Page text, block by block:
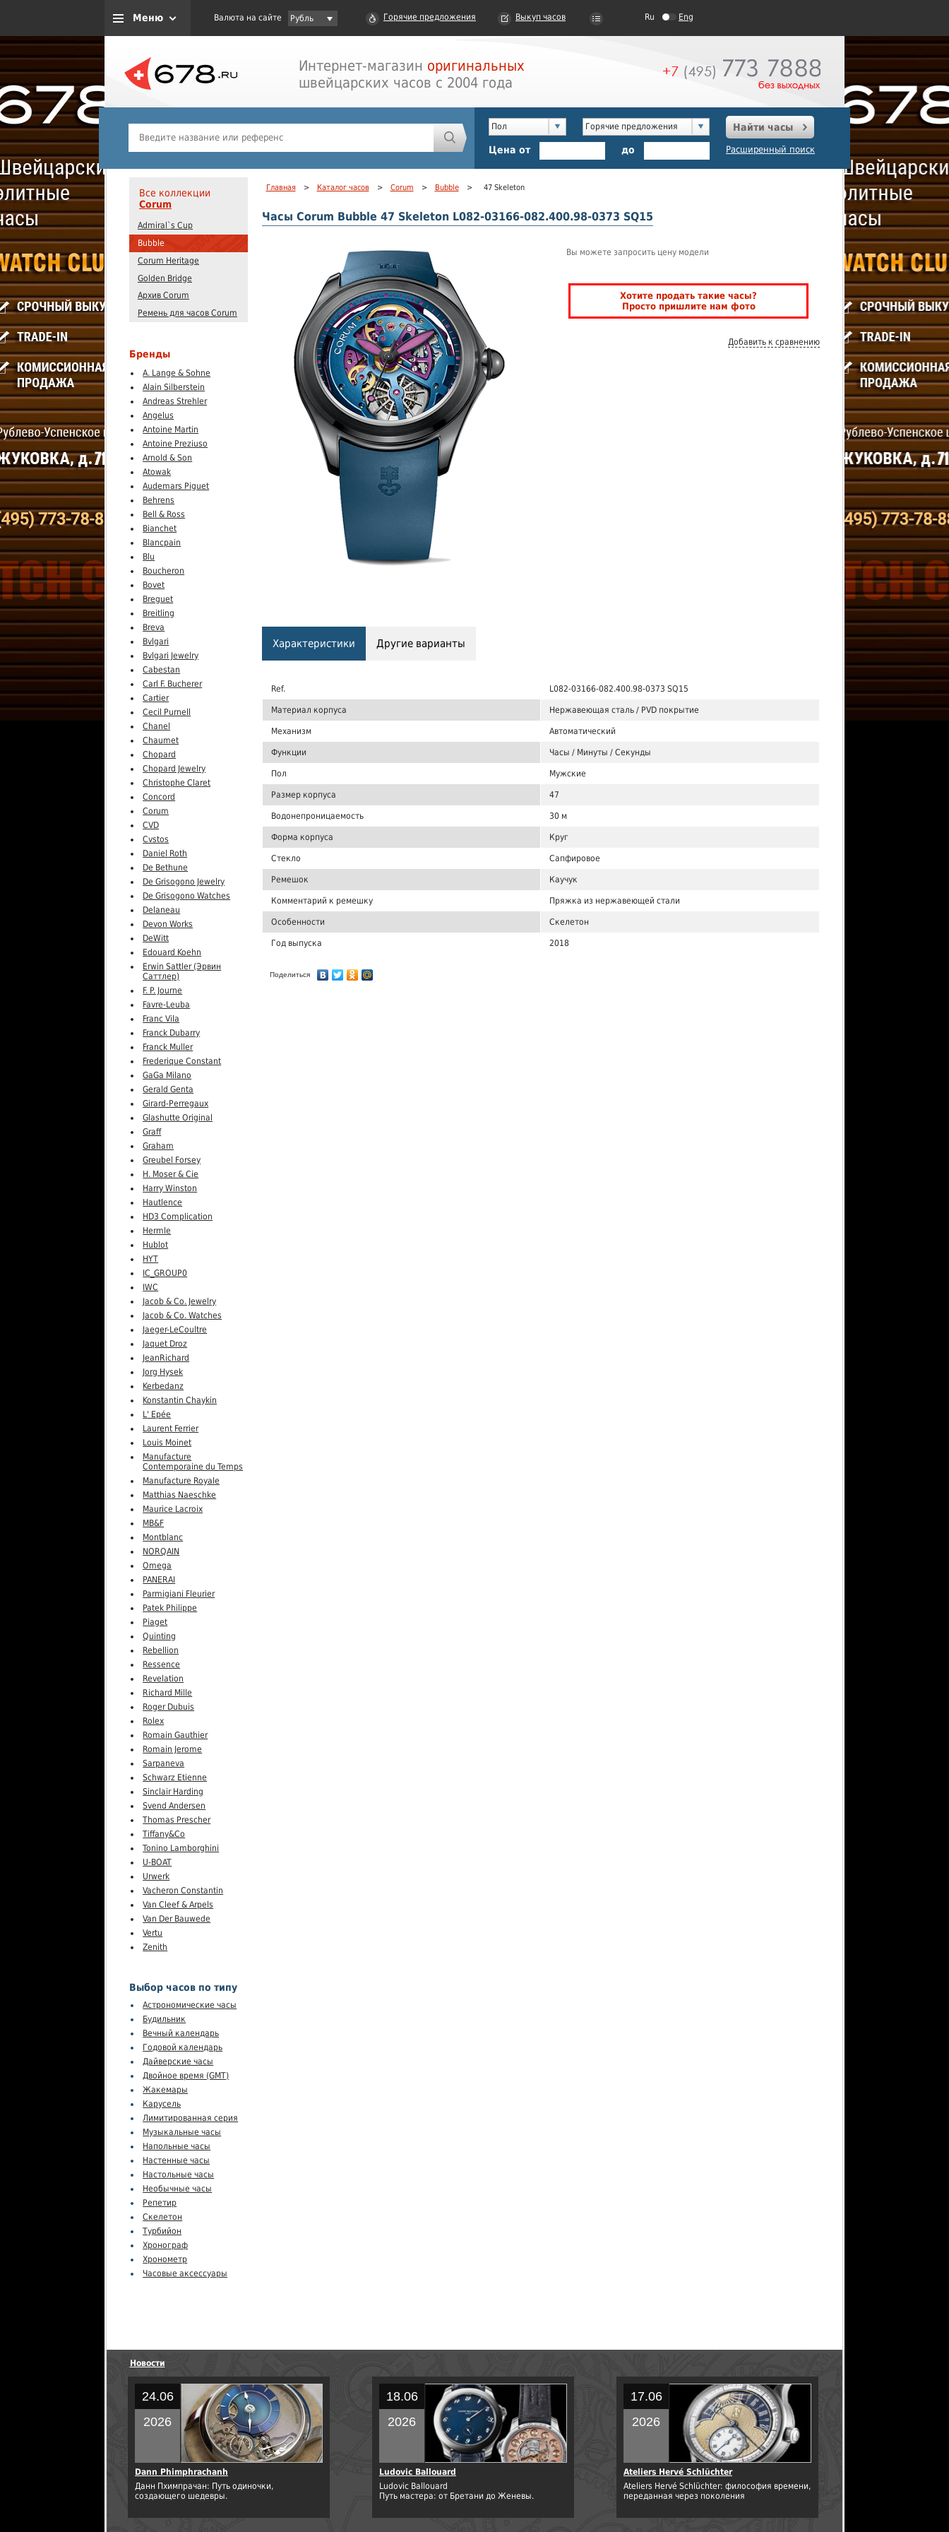
Меню Валюта на сайте Рубль Горячие предложения Выкуп часов Ru Eng
Интернет-магазин оригинальных
швейцарских часов с 2004 года
Пол Горячие предложения
Найти часы
Цена от
до Расширенный поиск
Все коллекции
Corum
Admiral`s Cup
Bubble
Corum Heritage
Golden Bridge
Архив Corum
Ремень для часов Corum
Бренды
A. Lange & Sohne
Alain Silberstein
Andreas Strehler
Angelus
Antoine Martin
Antoine Preziuso
Arnold & Son
Atowak
Audemars Piguet
Behrens
Bell & Ross
Bianchet
Blancpain
Blu
Boucheron
Bovet
Breguet
Breitling
Breva
Bvlgari
Bvlgari Jewelry
Cabestan
Carl F. Bucherer
Cartier
Cecil Purnell
Chanel
Chaumet
Chopard
Chopard Jewelry
Christophe Claret
Concord
Corum
CVD
Cvstos
Daniel Roth
De Bethune
De Grisogono Jewelry
De Grisogono Watches
Delaneau
Devon Works
DeWitt
Edouard Koehn
Erwin Sattler (Эрвин
Саттлер)
F. P. Journe
Favre-Leuba
Franc Vila
Franck Dubarry
Franck Muller
Frederique Constant
GaGa Milano
Gerald Genta
Girard-Perregaux
Glashutte Original
Graff
Graham
Greubel Forsey
H. Moser & Cie
Harry Winston
Hautlence
HD3 Complication
Hermle
Hublot
HYT
IC_GROUP0
IWC
Jacob & Co. Jewelry
Jacob & Co. Watches
Jaeger-LeCoultre
Jaquet Droz
JeanRichard
Jorg Hysek
Kerbedanz
Konstantin Chaykin
L' Epée
Laurent Ferrier
Louis Moinet
Manufacture
Contemporaine du Temps
Manufacture Royale
Matthias Naeschke
Maurice Lacroix
MB&F
Montblanc
NORQAIN
Omega
PANERAI
Parmigiani Fleurier
Patek Philippe
Piaget
Quinting
Rebellion
Ressence
Revelation
Richard Mille
Roger Dubuis
Rolex
Romain Gauthier
Romain Jerome
Sarpaneva
Schwarz Etienne
Sinclair Harding
Svend Andersen
Thomas Prescher
Tiffany&Co
Tonino Lamborghini
U-BOAT
Urwerk
Vacheron Constantin
Van Cleef & Arpels
Van Der Bauwede
Vertu
Zenith
Выбор часов по типу
Астрономические часы
Будильник
Вечный календарь
Годовой календарь
Дайверские часы
Двойное время (GMT)
Жакемары
Карусель
Лимитированная серия
Музыкальные часы
Напольные часы
Настенные часы
Настольные часы
Необычные часы
Репетир
Скелетон
Турбийон
Хронограф
Хронометр
Часовые аксессуары
Главная > Каталог часов > Corum > Bubble > 47 Skeleton
Часы Corum Bubble 47 Skeleton L082-03166-082.400.98-0373 SQ15
Вы можете запросить цену модели
Хотите продать такие часы?
Просто пришлите нам фото
Добавить к сравнению
Характеристики Другие варианты
Ref. L082-03166-082.400.98-0373 SQ15
Материал корпуса Нержавеющая сталь / PVD покрытие
Механизм Автоматический
Функции Часы / Минуты / Секунды
Пол Мужские
Размер корпуса 47
Водонепроницаемость 30 м
Форма корпуса Круг
Стекло Сапфировое
Ремешок Каучук
Комментарий к ремешку Пряжка из нержавеющей стали
Особенности Скелетон
Год выпуска 2018
Поделиться
Новости
24.06
2026
Dann Phimphrachanh
Данн Пхимпрачан: Путь одиночки,
создающего шедевры.
18.06
2026
Ludovic Ballouard
Ludovic Ballouard
Путь мастера: от Бретани до Женевы.
17.06
2026
Ateliers Hervé Schlüchter
Ateliers Hervé Schlüchter: философия времени,
переданная через поколения